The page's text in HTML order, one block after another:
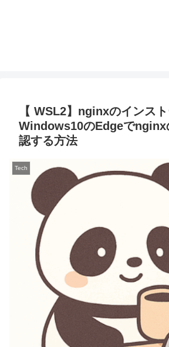
【 WSL2】nginxのインスト
Windows10のEdgeでnginx
認する方法
Tech